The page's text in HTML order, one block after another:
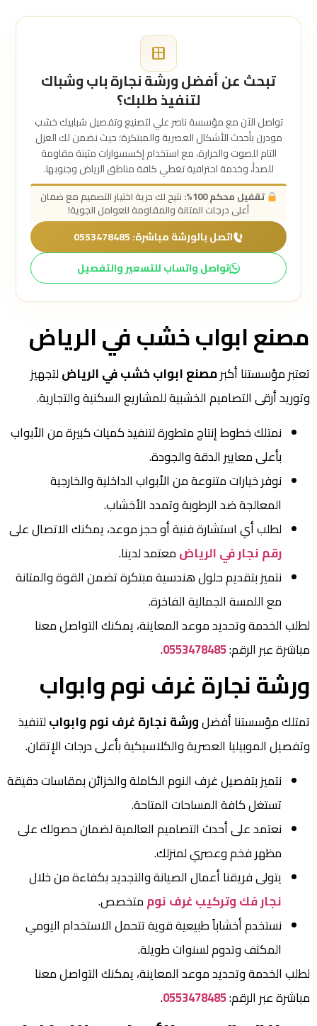
تبحث عن أفضل ورشة نجارة باب وشباك
لتنفيذ طلبك؟
تواصل الآن مع مؤسسة ناصر علي لتصنيع وتفصيل شبابيك خشب
مودرن بأحدث الأشكال العصرية والمبتكرة؛ حيث نضمن لك العزل
التام للصوت والحرارة، مع استخدام إكسسوارات متينة مقاومة
للصدأ، وخدمة احترافية تغطي كافة مناطق الرياض وجنوبها.
تقفيل محكم 100%: نتيح لك حرية اختيار التصميم مع ضمان
أعلى درجات المتانة والمقاومة للعوامل الجوية!
اتصل بالورشة مباشرة: 0553478485
تواصل واتساب للتسعير والتفصيل
مصنع ابواب خشب في الرياض
تعتبر مؤسستنا أكبرمصنع ابواب خشب في الرياضلتجهيز
وتوريد أرقى التصاميم الخشبية للمشاريع السكنية والتجارية.
نمتلك خطوط إنتاج متطورة لتنفيذ كميات كبيرة من الأبواب
بأعلى معايير الدقة والجودة.
نوفر خيارات متنوعة من الأبواب الداخلية والخارجية
المعالجة ضد الرطوبة وتمدد الأخشاب.
لطلب أي استشارة فنية أو حجز موعد، يمكنك الاتصال على
رقم نجار في الرياضمعتمد لدينا.
نتميز بتقديم حلول هندسية مبتكرة تضمن القوة والمتانة
مع اللمسة الجمالية الفاخرة.
لطلب الخدمة وتحديد موعد المعاينة، يمكنك التواصل معنا
مباشرة عبر الرقم:0553478485
.
ورشة نجارة غرف نوم وابواب
تمتلك مؤسستنا أفضلورشة نجارة غرف نوم وابوابلتنفيذ
وتفصيل الموبيليا العصرية والكلاسيكية بأعلى درجات الإتقان.
نتميز بتفصيل غرف النوم الكاملة والخزائن بمقاسات دقيقة
تستغل كافة المساحات المتاحة.
نعتمد على أحدث التصاميم العالمية لضمان حصولك على
مظهر فخم وعصري لمنزلك.
يتولى فريقنا أعمال الصيانة والتجديد بكفاءة من خلال
نجار فك وتركيب غرف نوممتخصص.
نستخدم أخشاباً طبيعية قوية تتحمل الاستخدام اليومي
المكثف وتدوم لسنوات طويلة.
لطلب الخدمة وتحديد موعد المعاينة، يمكنك التواصل معنا
مباشرة عبر الرقم:0553478485
.